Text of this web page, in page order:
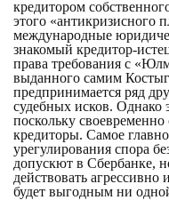
кредитором
этого «антикризисного
международные
знакомый кредитор-
права требования с
выданного самим
предпринимается ряд
судебных исков. Однако
поскольку
кредиторы. Самое
урегулирования спора
допускют в Сбербанке,
действовать агрессивно
будет выгодным ни